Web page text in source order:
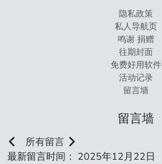
隐私政策
私人导航页
鸣谢 捐赠
往期封面
免费好用软件
活动记录
留言墙
留言墙
所有留言
最新留言时间： 2025年12月22日